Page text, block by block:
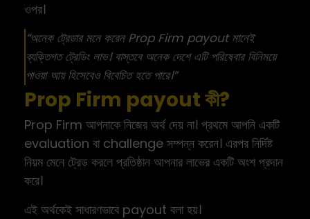
ওপর।
“অনেক ট্রেডার মনে করেন Prop Firm payout মানেই
ব্যক্তিগত ট্রেডিং লাভ। বাস্তবে অনেক দেশে এটি পরিষেবার বিনিময়ে
পাওয়া আয় হিসেবেও বিবেচিত হতে পারে।”
Prop Firm payout কী?
Prop Firm আপনাকে নিজের অর্থ দেয় না। প্রথমে আপনি একটি
evaluation বা challenge সম্পন্ন করেন। এরপর নির্দিষ্ট
নিয়ম মেনে ট্রেড করলে প্রতিষ্ঠান আপনার লাভের একটি অংশ প্রদান
করে।
এই অর্থকেই সাধারণভাবে payout বলা হয়।